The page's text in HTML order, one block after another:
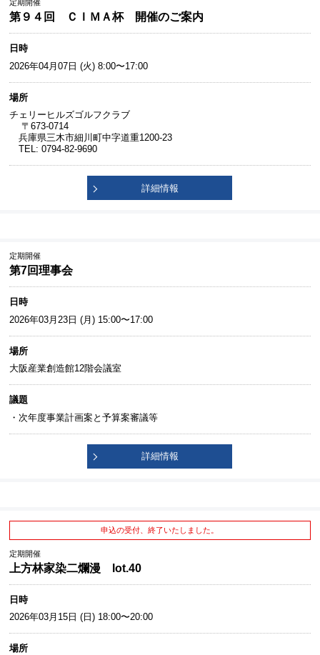
定期開催
第９４回 ＣＩＭＡ杯 開催のご案内
日時
2026年04月07日 (火) 8:00〜17:00
場所
チェリーヒルズゴルフクラブ
〒673-0714
兵庫県三木市細川町中字道重1200-23
TEL: 0794-82-9690
詳細情報
定期開催
第7回理事会
日時
2026年03月23日 (月) 15:00〜17:00
場所
大阪産業創造館12階会議室
議題
・次年度事業計画案と予算案審議等
詳細情報
申込の受付、終了いたしました。
定期開催
上方林家染二爛漫 lot.40
日時
2026年03月15日 (日) 18:00〜20:00
場所